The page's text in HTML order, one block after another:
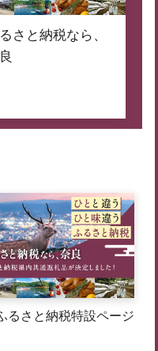
さと納税なら、
るさと納税特設ページ